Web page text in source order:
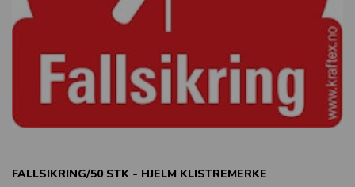
FALLSIKRING/50 STK - HJELM KLISTREMERKE